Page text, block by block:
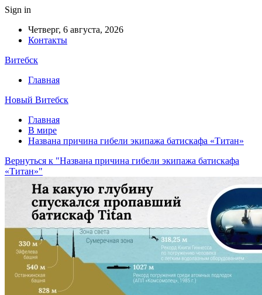
Sign in
Четверг, 6 августа, 2026
Контакты
Витебск
Главная
Новый Витебск
Главная
В мире
Названа причина гибели экипажа батискафа «Титан»
Вернуться к "Названа причина гибели экипажа батискафа
«Титан»"